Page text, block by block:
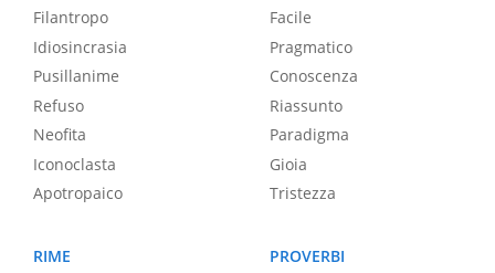
Filantropo
Idiosincrasia
Pusillanime
Refuso
Neofita
Iconoclasta
Apotropaico
Facile
Pragmatico
Conoscenza
Riassunto
Paradigma
Gioia
Tristezza
RIME
PROVERBI